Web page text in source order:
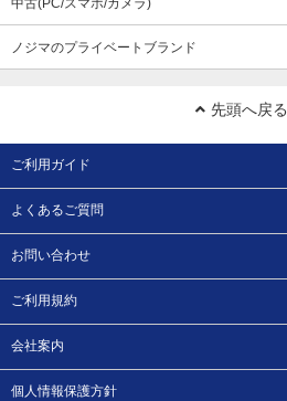
中古(PC/スマホ/カメラ)
ノジマのプライベートブランド
先頭へ戻る
ご利用ガイド
よくあるご質問
お問い合わせ
ご利用規約
会社案内
個人情報保護方針